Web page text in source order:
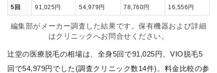
5回 91,025円 54,979円 78,760円 16,556円
編集部がメーカー調査した結果です。保有機器および詳細
はクリニックへお問合せください。
辻堂の医療脱毛の相場は、全身5回で91,025円、VIO脱毛5
回で54,979円でした(調査クリニック数14件)。料金比較の参